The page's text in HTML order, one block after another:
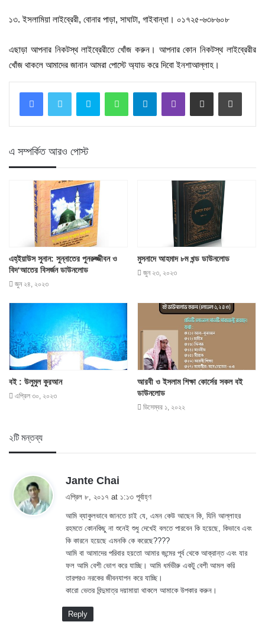
১৩. ইসলামিয়া লাইব্রেরী, বোনার পাড়া, সাঘাটা, গাইবান্ধা। ০১৭২৫-৬৩৮৬০৮
এছাড়া আপনার নিকটস্থ লাইব্রেরীতে খোঁজ করুন। আপনার কোন নিকটস্থ লাইব্রেরীর
খোঁজ থাকলে আমাদের জানান আমরা পোস্টে অ্যাড করে দিবো ইনশাআল্লাহ।
Skype WhatsAppTelegramViber Share via Email Print
এ সম্পর্কিত আরও পোস্ট
এহ্‌ইয়াউস সুনান: সুন্নাতের পুনরুজ্জীবন ও
বিদ‘আতের বিসর্জন ডাউনলোড
জুন ২৪, ২০২৩
মুসনাদে আহমাদ ৮ম খন্ড ডাউনলোড
জুন ২৩, ২০২৩
বই : উলুমুল কুরআন
এপ্রিল ৩০, ২০২৩
আরবী ও ইসলাম শিক্ষা কোর্সের সকল বই
ডাউনলোড
ডিসেম্বর ১, ২০২২
২টি মন্তব্য
Jante Chai
s
:
এপ্রিল ৮, ২০১৭ at ১:১৩ পূর্বাহ্ণ
আমি ব্যাকুলভাবে জানতে চাই যে, এমন কেউ আছেন কি, যিনি আল্লাহর
রহমতে কোনকিছু না শুনেই শুধু দেখেই বলতে পারবেন কি হয়েছে, কিভাবে এবং
কি কারনে হয়েছে এমনকি কে করেছে????
আমি বা আমাদের পরিবার হয়তো আমার জন্মের পূর্ব থেকে আক্রান্ত এবং যার
ফল আমি বেশী ভোগ করে যাচ্ছি। আমি ধর্মভীরু একটু বেশী আমল করি
তারপরও নরকের জীবনযাপন করে যাচ্ছি।
কারো ভেতর বিন্দুমাত্র দয়ামায়া থাকলে আমাকে উপকার করুন।
Reply